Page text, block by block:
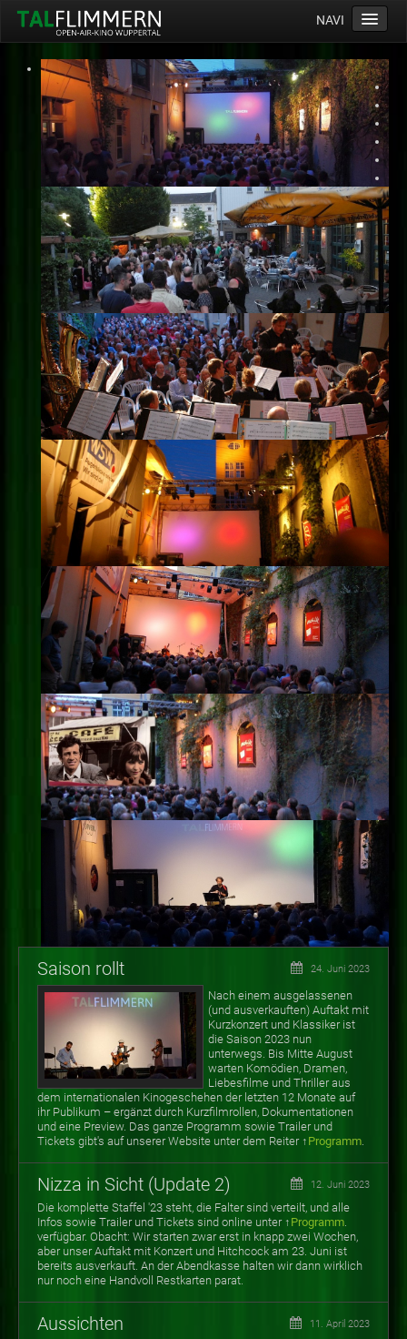
NAVI
Home
Programm
Service
Ticketinfos
Ort
Anreise
Wetter
Kinogutschein
Konzept
Archiv
Kontakt
Impressum
Datenschutz
Saison rollt 24. Juni 2023
Nach einem ausgelassenen
(und ausverkauften) Auftakt mit
Kurzkonzert und Klassiker ist
die Saison 2023 nun
unterwegs. Bis Mitte August
warten Komödien, Dramen,
Liebesfilme und Thriller aus
dem internationalen Kinogeschehen der letzten 12 Monate auf
ihr Publikum – ergänzt durch Kurzfilmrollen, Dokumentationen
und eine Preview. Das ganze Programm sowie Trailer und
Tickets gibt's auf unserer Website unter dem Reiter ↑ Programm.
Nizza in Sicht (Update 2) 12. Juni 2023
Die komplette Staffel '23 steht, die Falter sind verteilt, und alle
Infos sowie Trailer und Tickets sind online unter ↑ Programm.
verfügbar. Obacht: Wir starten zwar erst in knapp zwei Wochen,
aber unser Auftakt mit Konzert und Hitchcock am 23. Juni ist
bereits ausverkauft. An der Abendkasse halten wir dann wirklich
nur noch eine Handvoll Restkarten parat.
Aussichten 11. April 2023